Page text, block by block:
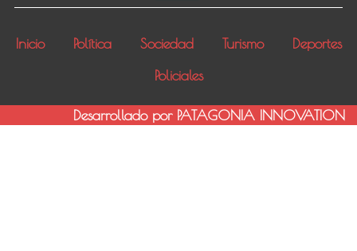
Inicio Política Sociedad Turismo
Deportes
Policiales
Desarrollado por PATAGONIA INNOVATION